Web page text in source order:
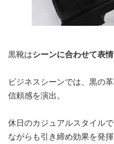
黒靴はシーンに合わせて表
ビジネスシーンでは、黒の
信頼感を演出。
休日のカジュアルスタイル
ながらも引き締め効果を発揮